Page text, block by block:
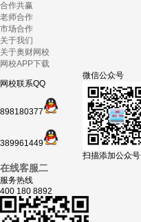
合作共赢
老师合作
市场合作
关于我们
关于奥财网校
网校APP下载
网校联系QQ
898180377
389961449
微信公众号
扫描添加公众号
在线客服二
服务热线
400 180 8892